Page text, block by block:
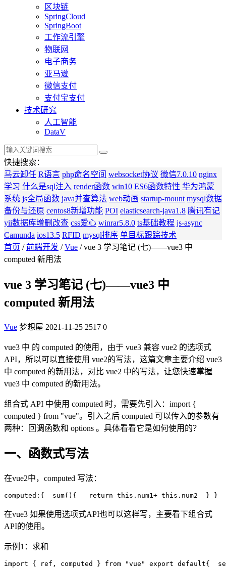
区块链
SpringCloud
SpringBoot
工作流引擎
物联网
电子商务
亚马逊
微信支付
支付宝支付
技术研究
人工智能
DataV
快捷搜索：
马云卸任 R语言 php命名空间 websocket协议 微信7.0.10 nginx
学习 什么是sql注入 render函数 win10 ES6函数特性 华为鸿蒙
系统 js全局函数 java并查算法 web动画 startup-mount mysql数据
备份与还原 centos8新增功能 POI elasticsearch-java1.8 腾讯有记
yii数据库增删改查 css爱心 winrar5.8.0 ts基础教程 js-async
Camunda ios13.5 RFID mysql排序 单目标跟踪技术
首页 /前端开发 /Vue / vue 3 学习笔记 (七)——vue3 中
computed 新用法
vue 3 学习笔记 (七)——vue3 中
computed 新用法
Vue 梦想屋 2021-11-25 2517 0
vue3 中 的 computed 的使用，由于 vue3 兼容 vue2 的选项式
API，所以可以直接使用 vue2的写法，这篇文章主要介绍 vue3
中 computed 的新用法，对比 vue2 中的写法，让您快速掌握
vue3 中 computed 的新用法。
组合式 API 中使用 computed 时，需要先引入：import {
computed } from "vue"。引入之后 computed 可以传入的参数有
两种：回调函数和 options 。具体看看它是如何使用的？
一、函数式写法
在vue2中，computed 写法：
computed:{  sum(){ return this .num1+ this .num2  } }
在vue3 如果使用选项式API也可以这样写，主要看下组合式
API的使用。
示例1：求和
import { ref , computed } from "vue" export default{